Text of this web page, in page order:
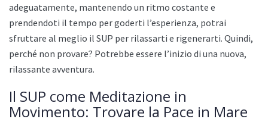
adeguatamente, mantenendo un ritmo costante e
prendendoti il tempo per goderti l’esperienza, potrai
sfruttare al meglio il SUP per rilassarti e rigenerarti. Quindi,
perché non provare? Potrebbe essere l’inizio di una nuova,
rilassante avventura.
Il SUP come Meditazione in
Movimento: Trovare la Pace in Mare